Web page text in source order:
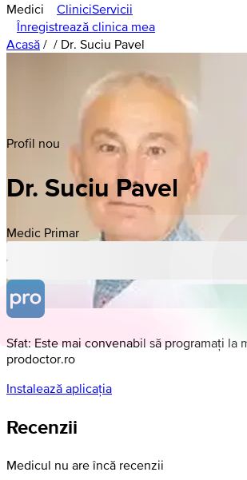
Medici CliniciServicii
Înregistrează clinica mea
Acasă / / Dr. Suciu Pavel
Profil nou
Dr. Suciu Pavel
Medic Primar
Sfat: Este mai convenabil să programați la
prodoctor.ro
Instalează aplicația
Recenzii
Medicul nu are încă recenzii